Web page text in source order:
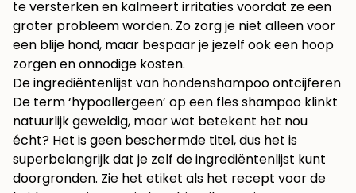
te versterken en kalmeert irritaties voordat ze een
groter probleem worden. Zo zorg je niet alleen voor
een blije hond, maar bespaar je jezelf ook een hoop
zorgen en onnodige kosten.
De ingrediëntenlijst van hondenshampoo ontcijferen
De term ‘hypoallergeen’ op een fles shampoo klinkt
natuurlijk geweldig, maar wat betekent het nou
écht? Het is geen beschermde titel, dus het is
superbelangrijk dat je zelf de ingrediëntenlijst kunt
doorgronden. Zie het etiket als het recept voor de